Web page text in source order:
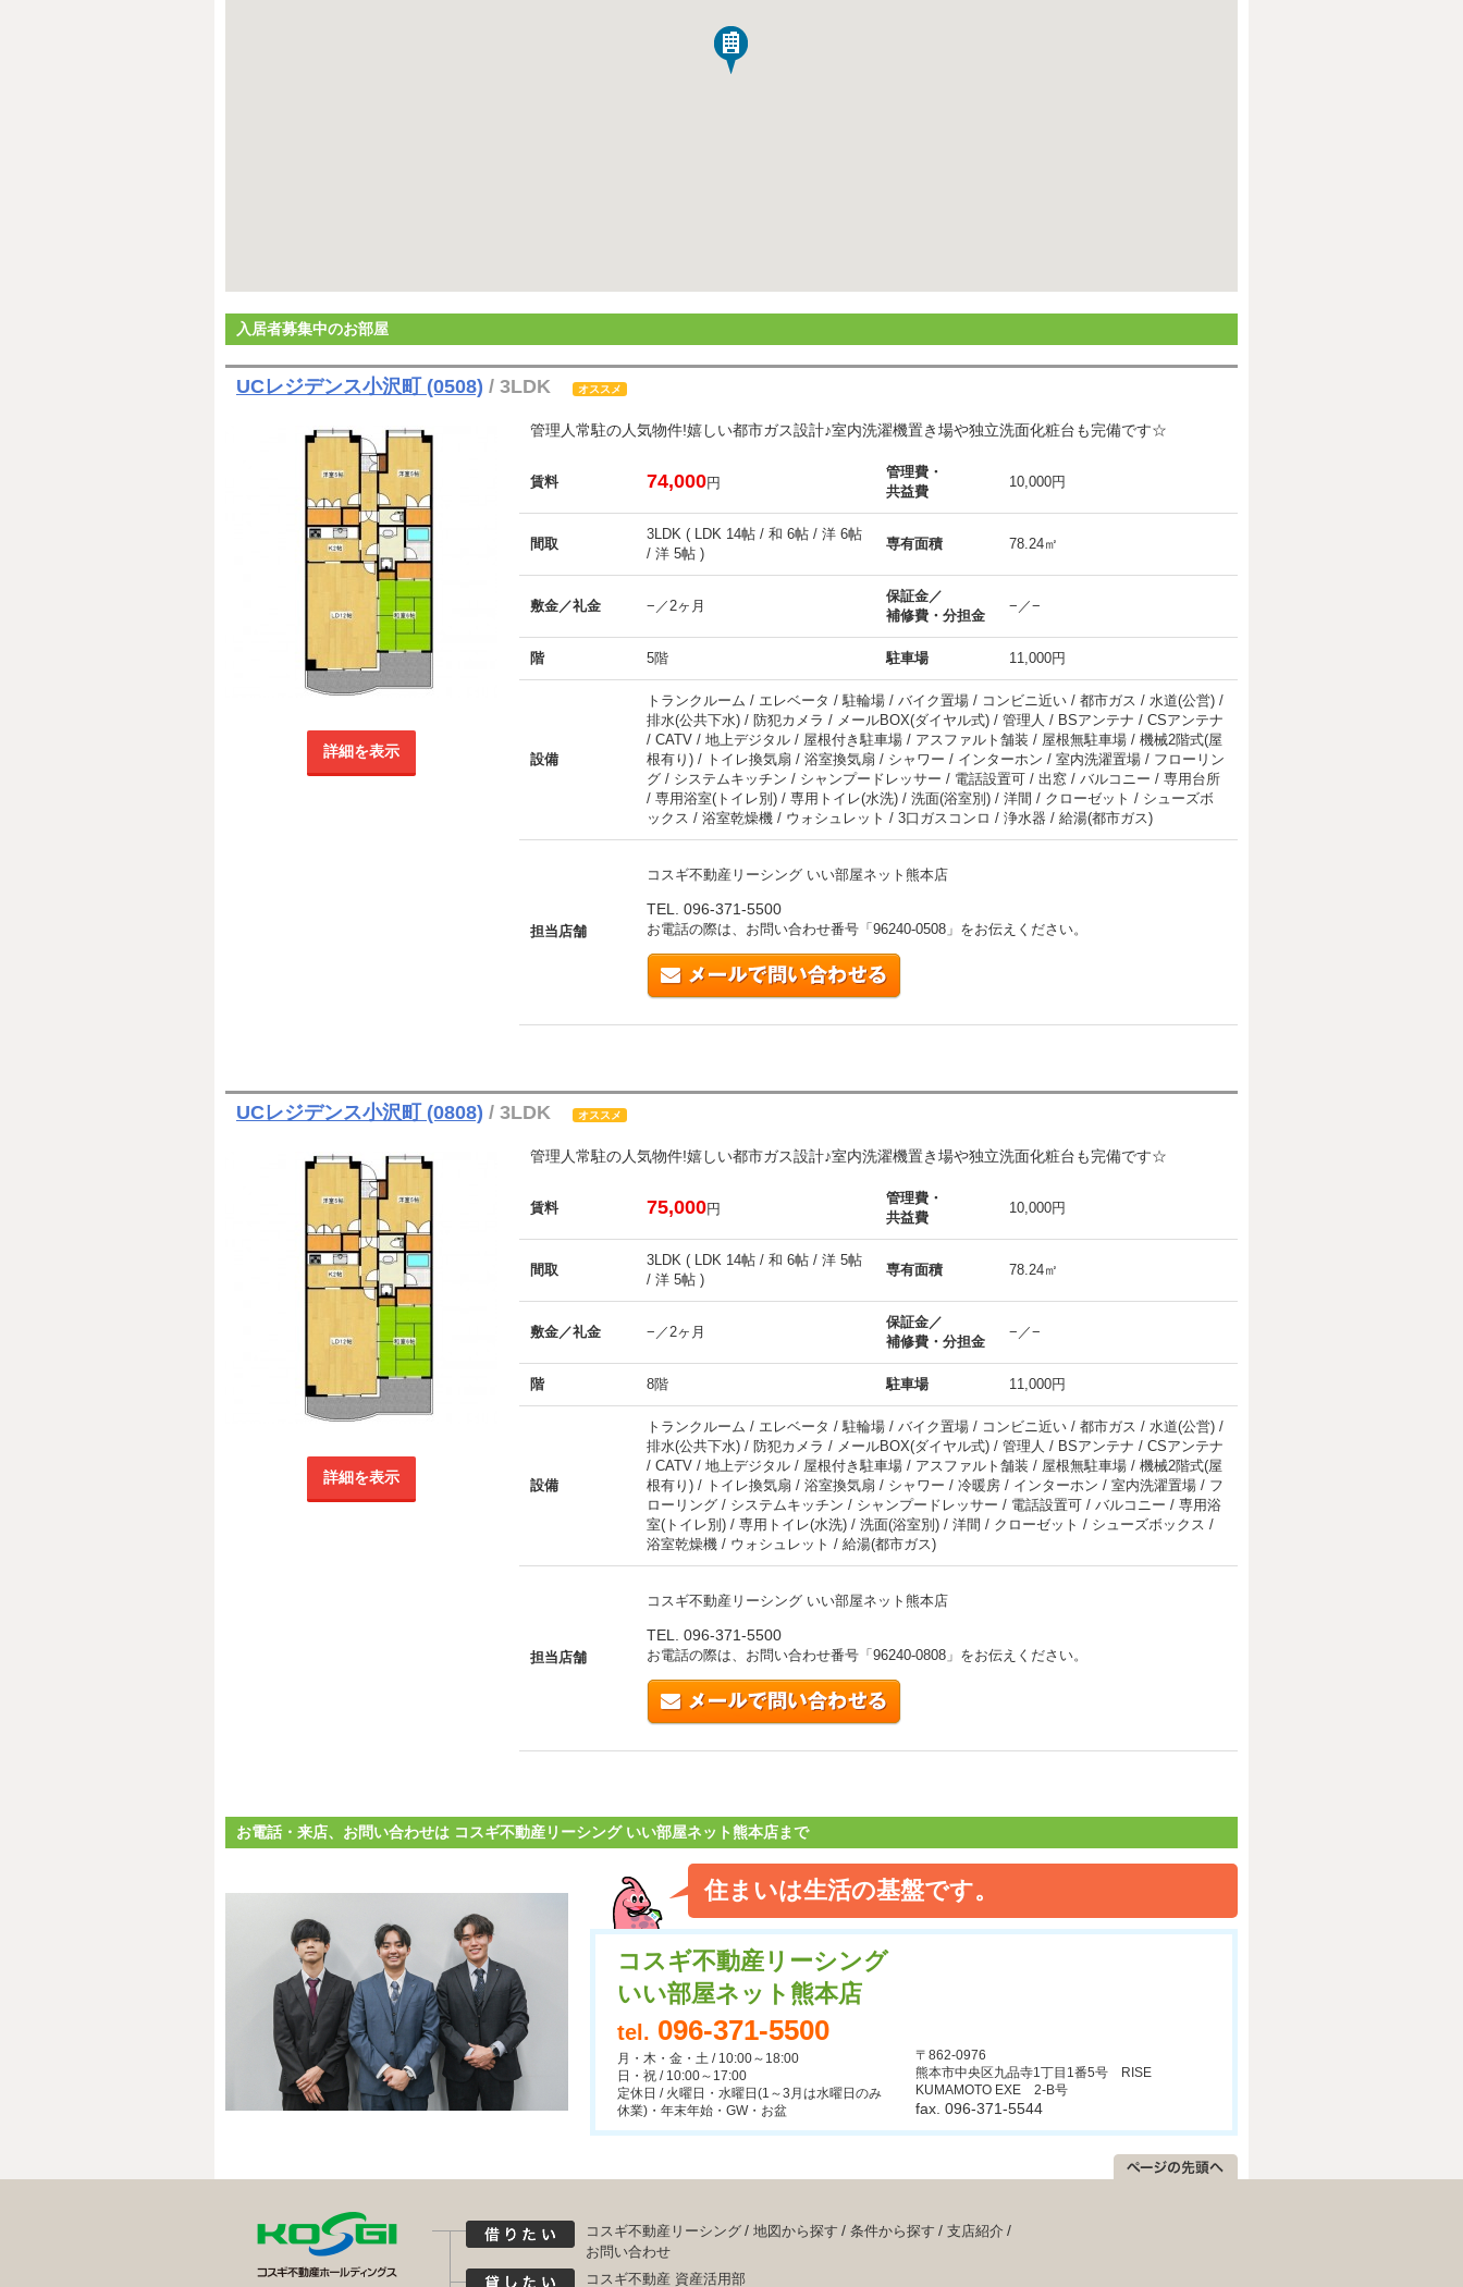
入居者募集中のお部屋
UCレジデンス小沢町 (0508) / 3LDK オススメ
詳細を表示
管理人常駐の人気物件!嬉しい都市ガス設計♪室内洗濯機置き場や独立洗面化粧台も完備です☆
賃料 74,000円
管理費・
共益費
10,000円
間取
3LDK ( LDK 14帖 / 和 6帖 / 洋 6帖
/ 洋 5帖 )
専有面積 78.24㎡
敷金／礼金 −／2ヶ月
保証金／
補修費・分担金
−／−
階 5階 駐車場 11,000円
設備
トランクルーム / エレベータ / 駐輪場 / バイク置場 / コンビニ近い / 都市ガス / 水道(公営) /
排水(公共下水) / 防犯カメラ / メールBOX(ダイヤル式) / 管理人 / BSアンテナ / CSアンテナ
/ CATV / 地上デジタル / 屋根付き駐車場 / アスファルト舗装 / 屋根無駐車場 / 機械2階式(屋
根有り) / トイレ換気扇 / 浴室換気扇 / シャワー / インターホン / 室内洗濯置場 / フローリン
グ / システムキッチン / シャンプードレッサー / 電話設置可 / 出窓 / バルコニー / 専用台所
/ 専用浴室(トイレ別) / 専用トイレ(水洗) / 洗面(浴室別) / 洋間 / クローゼット / シューズボ
ックス / 浴室乾燥機 / ウォシュレット / 3口ガスコンロ / 浄水器 / 給湯(都市ガス)
担当店舗
コスギ不動産リーシング いい部屋ネット熊本店
TEL. 096-371-5500
お電話の際は、お問い合わせ番号「 96240-0508 」をお伝えください。
UCレジデンス小沢町 (0808) / 3LDK オススメ
詳細を表示
管理人常駐の人気物件!嬉しい都市ガス設計♪室内洗濯機置き場や独立洗面化粧台も完備です☆
賃料 75,000円
管理費・
共益費
10,000円
間取
3LDK ( LDK 14帖 / 和 6帖 / 洋 5帖
/ 洋 5帖 )
専有面積 78.24㎡
敷金／礼金 −／2ヶ月
保証金／
補修費・分担金
−／−
階 8階 駐車場 11,000円
設備
トランクルーム / エレベータ / 駐輪場 / バイク置場 / コンビニ近い / 都市ガス / 水道(公営) /
排水(公共下水) / 防犯カメラ / メールBOX(ダイヤル式) / 管理人 / BSアンテナ / CSアンテナ
/ CATV / 地上デジタル / 屋根付き駐車場 / アスファルト舗装 / 屋根無駐車場 / 機械2階式(屋
根有り) / トイレ換気扇 / 浴室換気扇 / シャワー / 冷暖房 / インターホン / 室内洗濯置場 / フ
ローリング / システムキッチン / シャンプードレッサー / 電話設置可 / バルコニー / 専用浴
室(トイレ別) / 専用トイレ(水洗) / 洗面(浴室別) / 洋間 / クローゼット / シューズボックス /
浴室乾燥機 / ウォシュレット / 給湯(都市ガス)
担当店舗
コスギ不動産リーシング いい部屋ネット熊本店
TEL. 096-371-5500
お電話の際は、お問い合わせ番号「 96240-0808 」をお伝えください。
お電話・来店、お問い合わせは コスギ不動産リーシング いい部屋ネット熊本店まで
住まいは生活の基盤です。
コスギ不動産リーシング
いい部屋ネット熊本店
tel. 096-371-5500
月・木・金・土 / 10:00～18:00
日・祝 / 10:00～17:00
定休日 / 火曜日・水曜日(1～3月は水曜日のみ
休業)・年末年始・GW・お盆
〒862-0976
熊本市中央区九品寺1丁目1番5号 RISE
KUMAMOTO EXE 2-B号
fax. 096-371-5544
コスギ不動産リーシング 地図から探す 条件から探す
支店紹介
お問い合わせ
コスギ不動産 資産活用部